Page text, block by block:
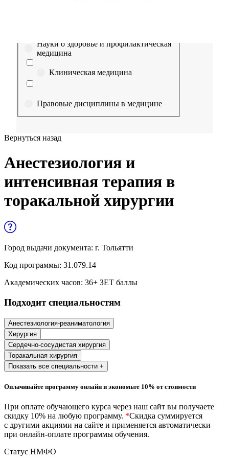
Науки о здоровье и профилактическая
медицина
Клиническая медицина
Правовые дисциплины в медицине
медицине
Здравоохранение и медицинские
науки
Социология и социальная работа
и служащих
История и археология
Психологические науки
Техносферная безопасность и ОТ
природообустройство
Экологическая безопасность в
промышленности
Управление охраной труда.
Вернуться назад
Анестезиология и
интенсивная терапия в
торакальной хирургии
Город выдачи документа: г. Тольятти
Код программы: 31.079.14
Академических часов: 36+ ЗЕТ баллы
Подходит специальностям
Анестезиология-реаниматология
Хирургия
Сердечно-сосудистая хирургия
Торакальная хирургия
Показать все специальности +
Оплачивайте программу онлайн и экономьте 10% от стоимости
При оплате обучающего курса через наш сайт вы получаете
скидку 10% на любую программу. *Скидка суммируется
с другими акциями на сайте и применяется автоматически
при онлайн-оплате программы обучения.
Статус НМФО